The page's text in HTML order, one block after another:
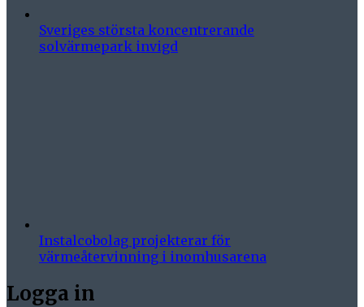
Sveriges största koncentrerande
solvärmepark invigd
Instalcobolag projekterar för
värmeåtervinning i inomhusarena
Logga in